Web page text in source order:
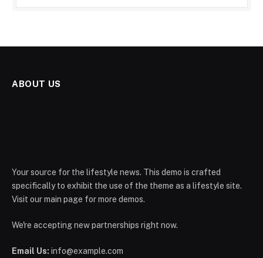
ABOUT US
Your source for the lifestyle news. This demo is crafted
specifically to exhibit the use of the theme as a lifestyle site.
Visit our main page for more demos.
We're accepting new partnerships right now.
Email Us: info@example.com